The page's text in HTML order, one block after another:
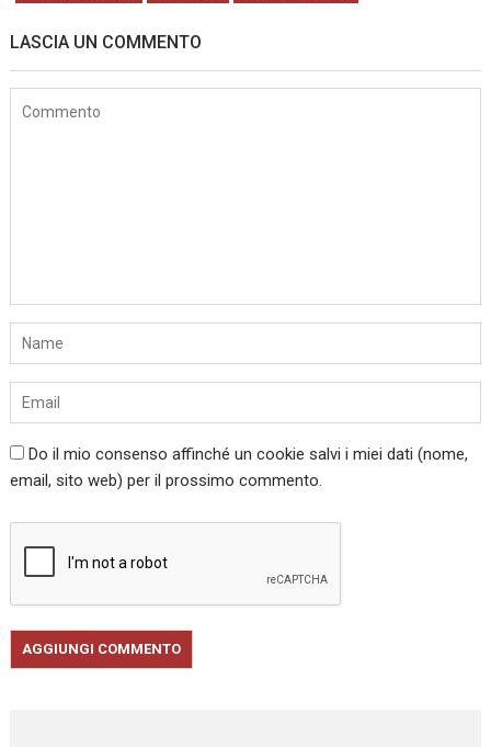
LASCIA UN COMMENTO
Do il mio consenso affinché un cookie salvi i miei dati (nome,
email, sito web) per il prossimo commento.